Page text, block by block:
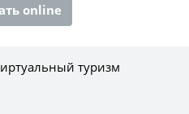
online
туризм